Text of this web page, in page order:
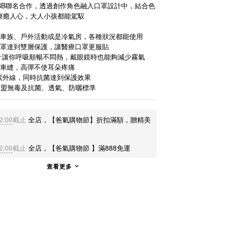
聯名合作，透過創作角色融入口罩設計中，結合色
癒人心，大人小孩都能駕馭
族、戶外活動或是冷氣房，各種狀況都能使用
達到雙層保護，讓醫療口罩更服貼
你呼吸順暢不悶熱，戴眼鏡時也能夠減少霧氣
縫，高彈不使耳朵疼痛
線，同時抗菌達到保護效果
無毒及抗菌、透氣、防曬標準
截止 全店，【爸氣購物節】折扣滿額，贈精美
截止 全店，【爸氣購物節 】滿888免運
查看更多